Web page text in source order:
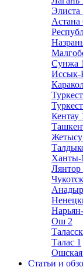
Элиста
Астана
Сунжа 1
Иссык-
Кентау
Жетысу
Лянтор
Ош 2
Талас 1
Ошская
Статьи и